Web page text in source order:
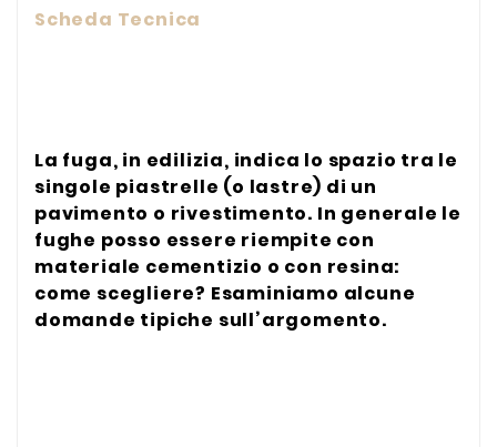
Scheda Tecnica
La fuga, in edilizia, indica lo spazio tra le
singole piastrelle (o lastre) di un
pavimento o rivestimento. In generale le
fughe posso essere riempite con
materiale cementizio o con resina:
come scegliere? Esaminiamo alcune
domande tipiche sull’argomento.